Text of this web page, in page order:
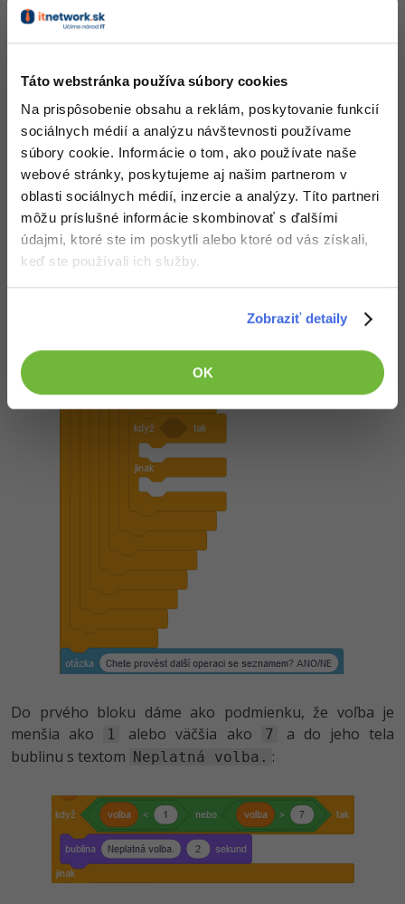
Táto webstránka používa súbory cookies
Na prispôsobenie obsahu a reklám, poskytovanie funkcií
sociálnych médií a analýzu návštevnosti používame
súbory cookie. Informácie o tom, ako používate naše
webové stránky, poskytujeme aj našim partnerom v
oblasti sociálnych médií, inzercie a analýzy. Títo partneri
môžu príslušné informácie skombinovať s ďalšími
údajmi, ktoré ste im poskytli alebo ktoré od vás získali,
keď ste používali ich služby.
Zobraziť detaily
OK
Do prvého bloku dáme ako podmienku, že voľba je
menšia ako
1 alebo väčšia ako 7
a do jeho tela
bublinu s textom Neplatná volba. :